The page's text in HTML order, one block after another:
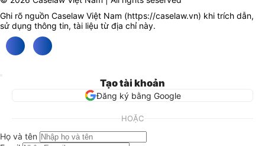
Ghi rõ nguồn Caselaw Việt Nam (https://caselaw.vn) khi trích dẫn,
sử dụng thông tin, tài liệu từ địa chỉ này.
Tạo tài khoản
Đăng ký bằng Google
HOẶC
Họ và tên